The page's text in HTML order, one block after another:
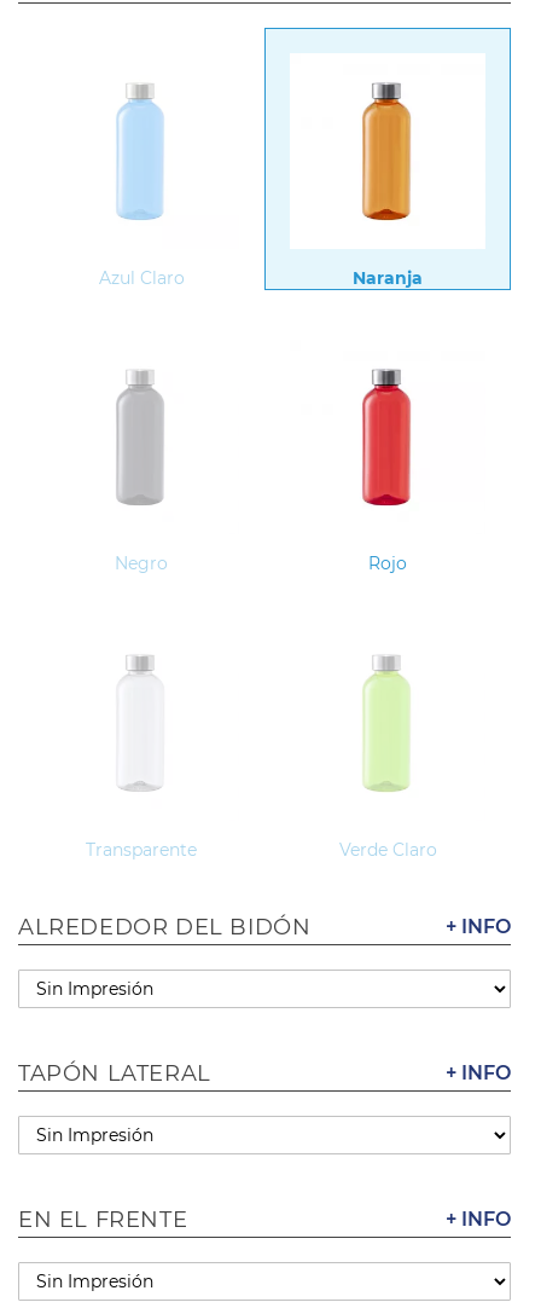
Azul Claro Naranja
Negro Rojo
Transparente Verde Claro
+ INFO
ALREDEDOR DEL BIDÓN
+ INFO
TAPÓN LATERAL
+ INFO
EN EL FRENTE